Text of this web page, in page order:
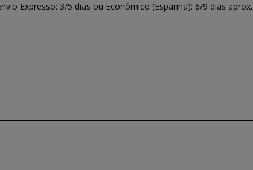
Expresso: 3/5 dias ou Econômico (Espanha): 6/9 dias aprox.